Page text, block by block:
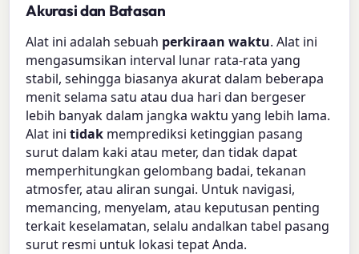
Akurasi dan Batasan
Alat ini adalah sebuah perkiraan waktu. Alat ini
mengasumsikan interval lunar rata-rata yang
stabil, sehingga biasanya akurat dalam beberapa
menit selama satu atau dua hari dan bergeser
lebih banyak dalam jangka waktu yang lebih lama.
Alat initidak memprediksi ketinggian pasang
surut dalam kaki atau meter, dan tidak dapat
memperhitungkan gelombang badai, tekanan
atmosfer, atau aliran sungai. Untuk navigasi,
memancing, menyelam, atau keputusan penting
terkait keselamatan, selalu andalkan tabel pasang
surut resmi untuk lokasi tepat Anda.